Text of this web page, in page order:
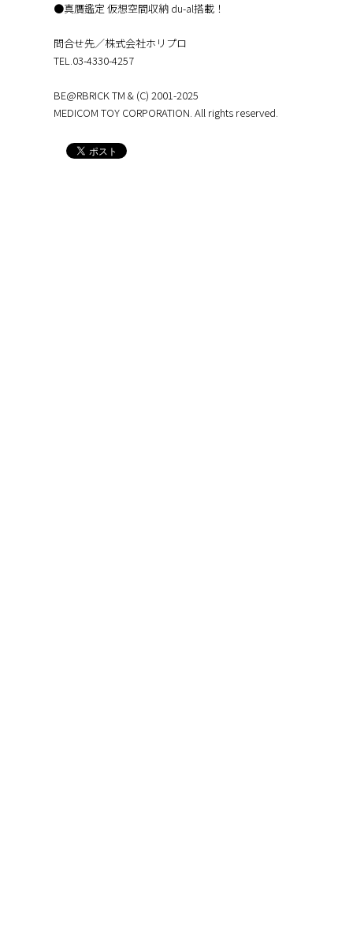
●真贋鑑定 仮想空間収納 du-al搭載！
問合せ先／株式会社ホリプロ
TEL.03-4330-4257
BE@RBRICK TM & (C) 2001-2025
MEDICOM TOY CORPORATION. All rights reserved.